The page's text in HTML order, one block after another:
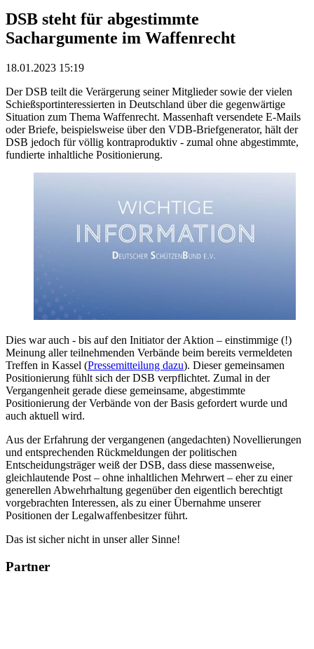
DSB steht für abgestimmte
Sachargumente im Waffenrecht
18.01.2023 15:19
Der DSB teilt die Verärgerung seiner Mitglieder sowie der vielen
Schießsportinteressierten in Deutschland über die gegenwärtige
Situation zum Thema Waffenrecht. Massenhaft versendete E-Mails
oder Briefe, beispielsweise über den VDB-Briefgenerator, hält der
DSB jedoch für völlig kontraproduktiv - zumal ohne abgestimmte,
fundierte inhaltliche Positionierung.
Dies war auch - bis auf den Initiator der Aktion – einstimmige (!)
Meinung aller teilnehmenden Verbände beim bereits vermeldeten
Treffen in Kassel (Pressemitteilung dazu). Dieser gemeinsamen
Positionierung fühlt sich der DSB verpflichtet. Zumal in der
Vergangenheit gerade diese gemeinsame, abgestimmte
Positionierung der Verbände von der Basis gefordert wurde und
auch aktuell wird.
Aus der Erfahrung der vergangenen (angedachten) Novellierungen
und entsprechenden Rückmeldungen der politischen
Entscheidungsträger weiß der DSB, dass diese massenweise,
gleichlautende Post – ohne inhaltlichen Mehrwert – eher zu einer
generellen Abwehrhaltung gegenüber den eigentlich berechtigt
vorgebrachten Interessen, als zu einer Übernahme unserer
Positionen der Legalwaffenbesitzer führt.
Das ist sicher nicht in unser aller Sinne!
Partner